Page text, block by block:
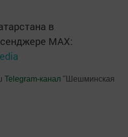
в
MАХ:
Telegram-канал "Шешминская